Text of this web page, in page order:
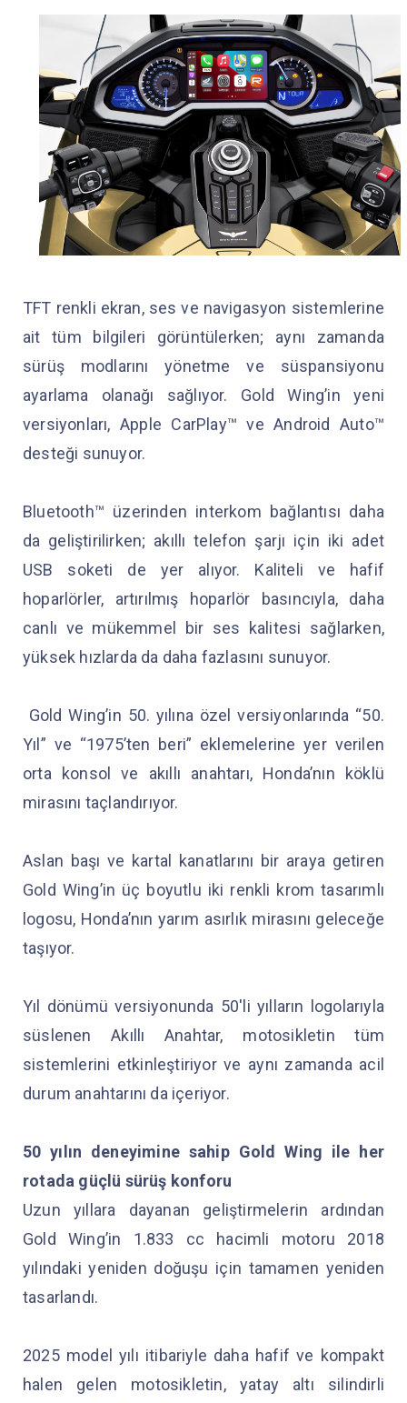
TFT renkli ekran, ses ve navigasyon sistemlerine
ait tüm bilgileri görüntülerken; aynı zamanda
sürüş modlarını yönetme ve süspansiyonu
ayarlama olanağı sağlıyor. Gold Wing’in yeni
versiyonları, Apple CarPlay™ ve Android Auto™
desteği sunuyor.
Bluetooth™ üzerinden interkom bağlantısı daha
da geliştirilirken; akıllı telefon şarjı için iki adet
USB soketi de yer alıyor. Kaliteli ve hafif
hoparlörler, artırılmış hoparlör basıncıyla, daha
canlı ve mükemmel bir ses kalitesi sağlarken,
yüksek hızlarda da daha fazlasını sunuyor.
Gold Wing’in 50. yılına özel versiyonlarında “50.
Yıl” ve “1975’ten beri” eklemelerine yer verilen
orta konsol ve akıllı anahtarı, Honda’nın köklü
mirasını taçlandırıyor.
Aslan başı ve kartal kanatlarını bir araya getiren
Gold Wing’in üç boyutlu iki renkli krom tasarımlı
logosu, Honda’nın yarım asırlık mirasını geleceğe
taşıyor.
Yıl dönümü versiyonunda 50'li yılların logolarıyla
süslenen Akıllı Anahtar, motosikletin tüm
sistemlerini etkinleştiriyor ve aynı zamanda acil
durum anahtarını da içeriyor.
50 yılın deneyimine sahip Gold Wing ile her
rotada güçlü sürüş konforu
Uzun yıllara dayanan geliştirmelerin ardından
Gold Wing’in 1.833 cc hacimli motoru 2018
yılındaki yeniden doğuşu için tamamen yeniden
tasarlandı.
2025 model yılı itibariyle daha hafif ve kompakt
halen gelen motosikletin, yatay altı silindirli